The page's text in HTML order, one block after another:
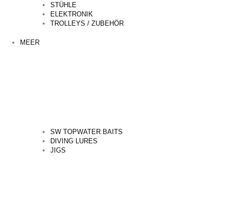
STÜHLE
ELEKTRONIK
TROLLEYS / ZUBEHÖR
MEER
SW TOPWATER BAITS
DIVING LURES
JIGS